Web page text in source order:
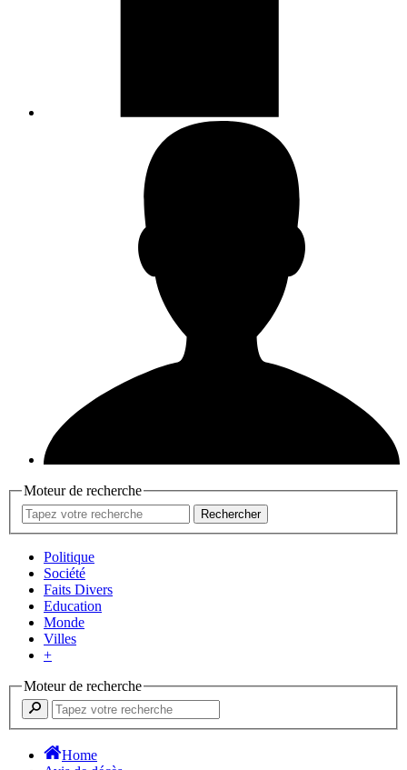
Moteur de recherche
Rechercher
Politique
Société
Faits Divers
Education
Monde
Villes
+
Moteur de recherche
Home